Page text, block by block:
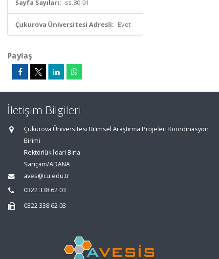
Sayfa Sayıları: ss.80-91
Çukurova Üniversitesi Adresli: Evet
Paylaş
İletişim Bilgileri
Çukurova Üniversitesi Bilimsel Araştırma Projeleri Koordinasyon
Birimi
Rektörlük İdari Bina
Sarıçam/ADANA
aves@cu.edu.tr
0322 338 62 03
0322 338 62 03